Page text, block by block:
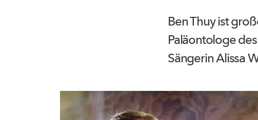
Ben Thuy ist
Paläontologe
Sängerin Alissa